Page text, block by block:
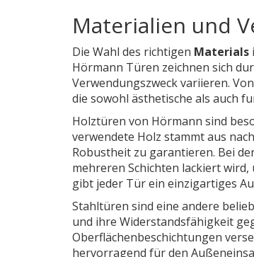
Materialien und
Die Wahl des richtigen Materials
Hörmann Türen zeichnen sich
Verwendungszweck variieren.
die sowohl ästhetische als auch
Holztüren von Hörmann sind
verwendete Holz stammt aus
Robustheit zu garantieren. Bei
mehreren Schichten lackiert
gibt jeder Tür ein einzigartiges
Stahltüren sind eine andere
und ihre Widerstandsfähigkeit
Oberflächenbeschichtungen
hervorragend für den